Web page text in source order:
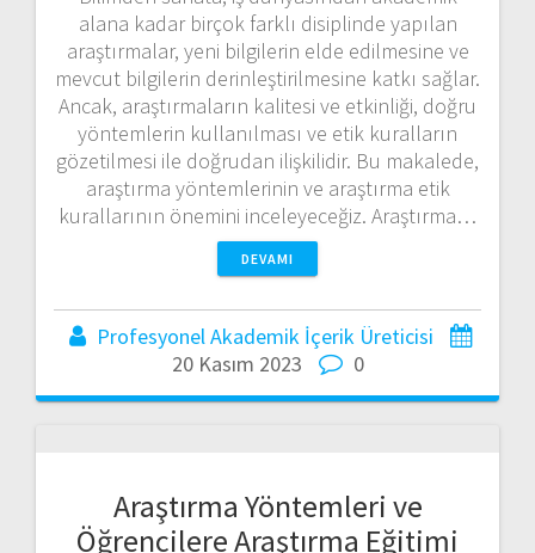
alana kadar birçok farklı disiplinde yapılan
araştırmalar, yeni bilgilerin elde edilmesine ve
mevcut bilgilerin derinleştirilmesine katkı sağlar.
Ancak, araştırmaların kalitesi ve etkinliği, doğru
yöntemlerin kullanılması ve etik kuralların
gözetilmesi ile doğrudan ilişkilidir. Bu makalede,
araştırma yöntemlerinin ve araştırma etik
kurallarının önemini inceleyeceğiz. Araştırma…
DEVAMI
Profesyonel Akademik İçerik Üreticisi
20 Kasım 2023
0
Araştırma Yöntemleri ve
Öğrencilere Araştırma Eğitimi